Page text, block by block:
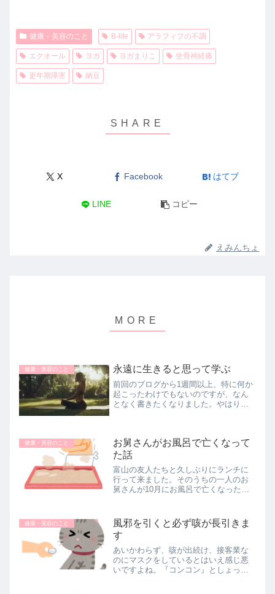
健康・美容のこと B-life アラフィフの不調
エクオール ヨガ ヨガまりこ 坐骨神経痛
更年期障害 納豆
X Facebook はてブ
LINE コピー
えみんちょ
健康・美容のこと 永遠に生きると思って学ぶ
前回のブログから1週間以上、特に何か
起こったわけでもないのですが、なん
となく書きたくなりました。やはり、
も今の気持ちをブログに書き留めてお...
健康・美容のこと
お舅さんがお風呂で亡くなって
た話
富山の友人たちと久しぶりにランチに
行って来ました。そのうちの一人のお
舅さんが10月にお風呂で亡くなったと
にも起こっていたとは(>_<)近所に住ん
でいるお義父さんに買い物など...
健康・美容のこと
風邪を引くと必ず咳が長引きま
す
あいかわらず、咳が出続け、接客業な
のにマスクをしているとはいえ感じ悪
いですよね。『コンコン』としょっち